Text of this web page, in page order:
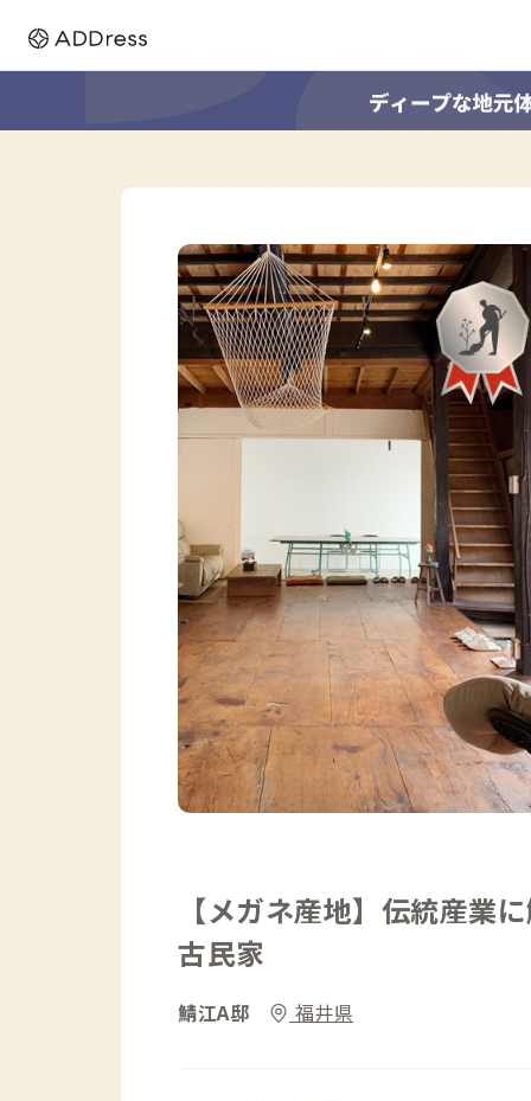
【メガネ産地】伝統産業
古民家
鯖江A邸 福井県